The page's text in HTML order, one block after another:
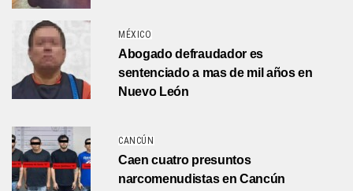
MÉXICO
Abogado defraudador es
sentenciado a mas de mil años en
Nuevo León
CANCÚN
Caen cuatro presuntos
narcomenudistas en Cancún